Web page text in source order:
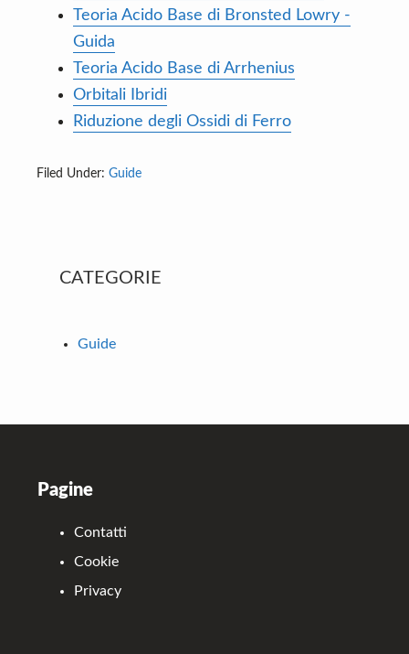
Teoria Acido Base di Bronsted Lowry -
Guida
Teoria Acido Base di Arrhenius
Orbitali Ibridi
Riduzione degli Ossidi di Ferro
Filed Under: Guide
Primary
CATEGORIE
Guide
Pagine
Contatti
Cookie
Privacy